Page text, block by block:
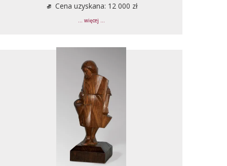
Cena uzyskana: 12 000 zł
... więcej ...